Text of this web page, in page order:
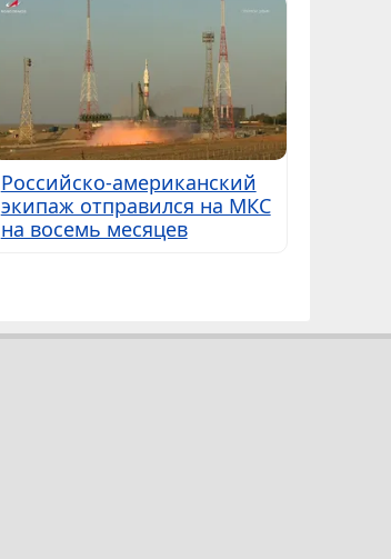
Российско-американский
экипаж отправился на МКС
на восемь месяцев